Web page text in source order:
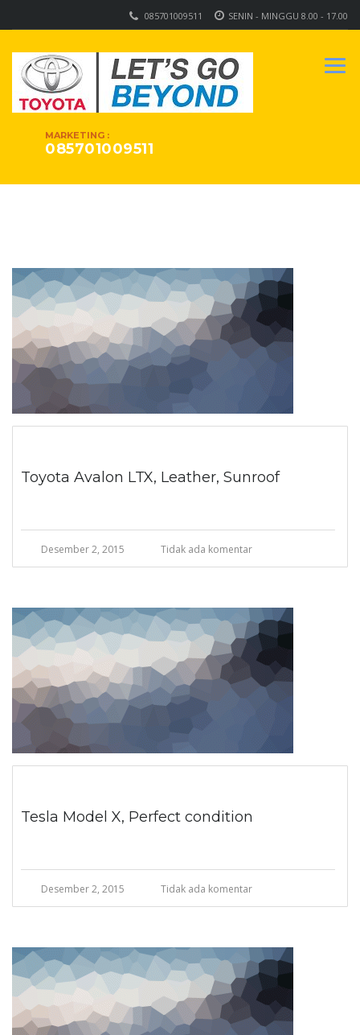
SENIN - MINGGU 8.00 - 17.00
085701009511
MARKETING :
085701009511
Toyota Avalon LTX, Leather, Sunroof
Desember 2, 2015 Tidak ada komentar
Tesla Model X, Perfect condition
Desember 2, 2015 Tidak ada komentar